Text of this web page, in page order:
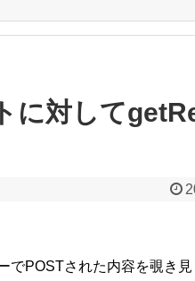
に対して
でPOSTされた内容を覗き